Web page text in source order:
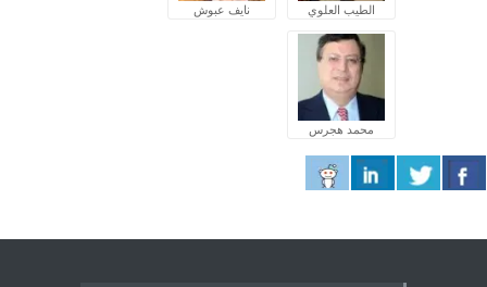
الطيب العلوي نايف عبوش
محمد هجرس